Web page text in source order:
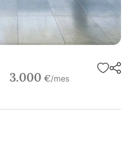
3.000 €/mes